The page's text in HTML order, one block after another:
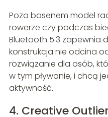
Poza basenem model
rowerze czy podczas
Bluetooth 5.3 zapewnia
konstrukcja nie odcina
rozwiązanie dla osób,
w tym pływanie, i chcą
aktywność.
4. Creative